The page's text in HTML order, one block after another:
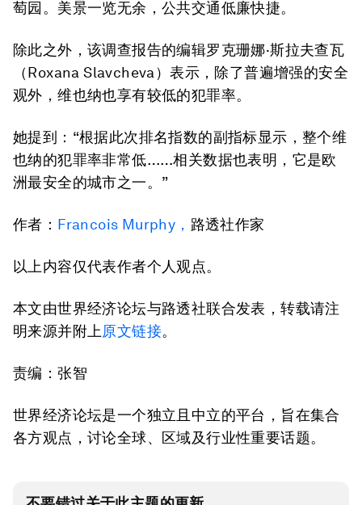
萄园。美景一览无余，公共交通低廉快捷。
除此之外，该调查报告的编辑罗克珊娜·斯拉夫查瓦
（Roxana Slavcheva）表示，除了普遍增强的安全
观外，维也纳也享有较低的犯罪率。
她提到：“根据此次排名指数的副指标显示，整个维
也纳的犯罪率非常低……相关数据也表明，它是欧
洲最安全的城市之一。”
作者： Francois Murphy ， 路透社作家
以上内容仅代表作者个人观点。
本文由世界经济论坛与路透社联合发表，转载请注
明来源并附上原文链接。
责编：张智
世界经济论坛是一个独立且中立的平台，旨在集合
各方观点，讨论全球、区域及行业性重要话题。